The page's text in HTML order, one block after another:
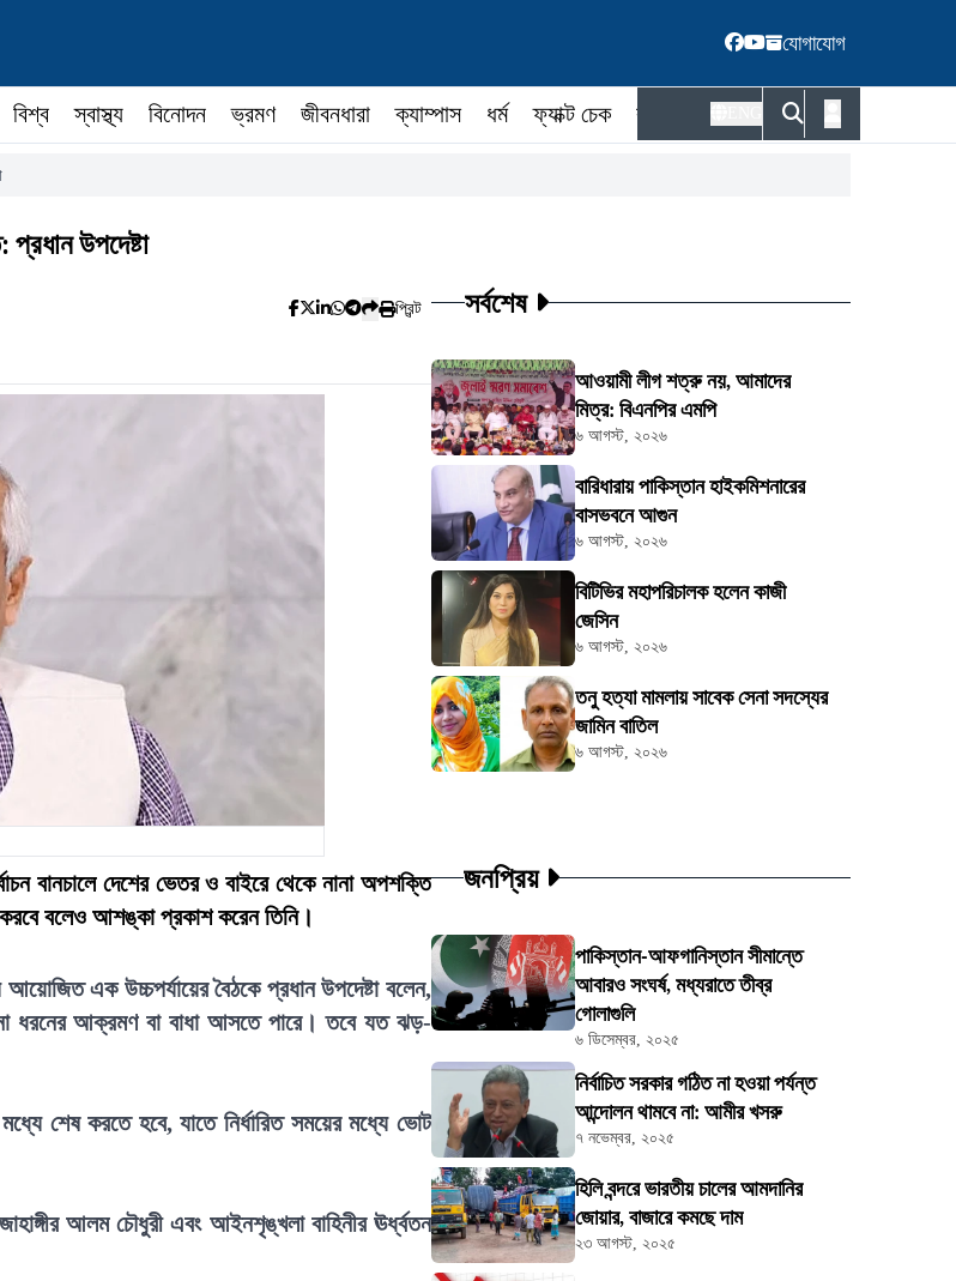
যোগাযোগ
বিশ্ব স্বাস্থ্য বিনোদন ভ্রমণ জীবনধারা ক্যাম্পাস ধর্ম ফ্যাক্ট চেক কর্মকর্তা
উপদেষ্টা
প্রিন্ট
বানচালে দেশের ভেতর ও বাইরে থেকে নানা অপশক্তি
করবে বলেও আশঙ্কা প্রকাশ করেন তিনি।
আয়োজিত এক উচ্চপর্যায়ের বৈঠকে প্রধান উপদেষ্টা বলেন,
ধরনের আক্রমণ বা বাধা আসতে পারে। তবে যত ঝড়-
শেষ করতে হবে, যাতে নির্ধারিত সময়ের মধ্যে ভোট
আলম চৌধুরী এবং আইনশৃঙ্খলা বাহিনীর ঊর্ধ্বতন
সর্বশেষ
আওয়ামী লীগ শত্রু নয়, আমাদের
মিত্র: বিএনপির এমপি
৬ আগস্ট, ২০২৬
বারিধারায় পাকিস্তান হাইকমিশনারের
বাসভবনে আগুন
৬ আগস্ট, ২০২৬
বিটিভির মহাপরিচালক হলেন কাজী
জেসিন
৬ আগস্ট, ২০২৬
তনু হত্যা মামলায় সাবেক সেনা সদস্যের
জামিন বাতিল
৬ আগস্ট, ২০২৬
জনপ্রিয়
পাকিস্তান-আফগানিস্তান সীমান্তে
আবারও সংঘর্ষ, মধ্যরাতে তীব্র
গোলাগুলি
৬ ডিসেম্বর, ২০২৫
নির্বাচিত সরকার গঠিত না হওয়া পর্যন্ত
আন্দোলন থামবে না: আমীর খসরু
৭ নভেম্বর, ২০২৫
হিলি বন্দরে ভারতীয় চালের আমদানির
জোয়ার, বাজারে কমছে দাম
২৩ আগস্ট, ২০২৫